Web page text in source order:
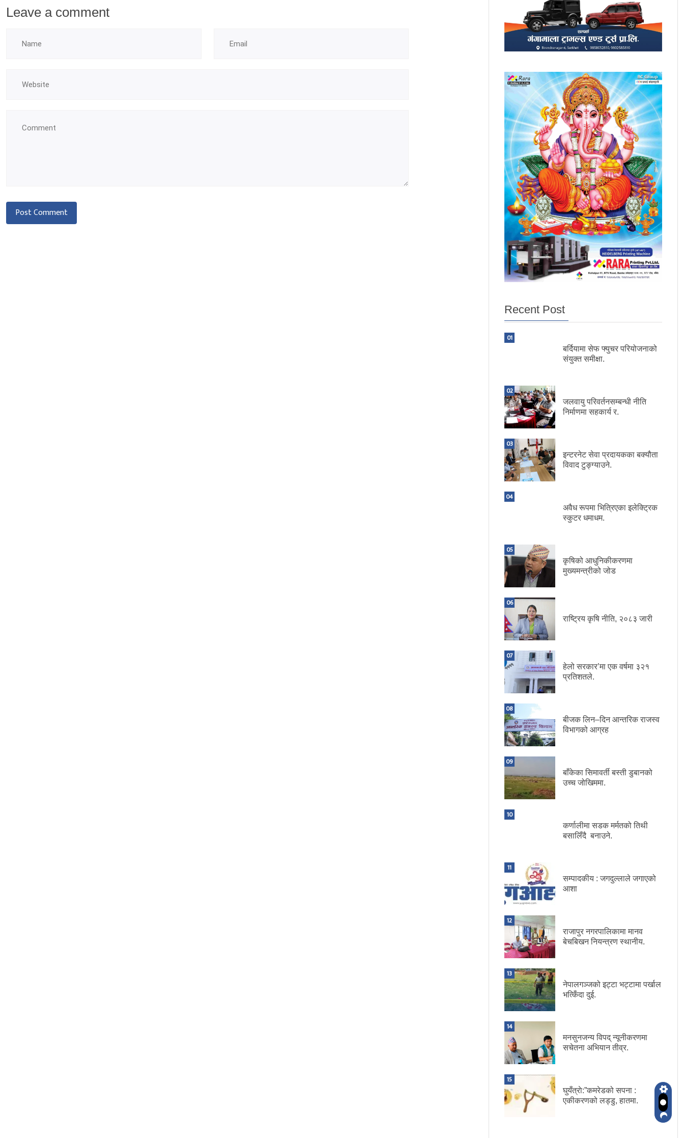
Leave a comment
Recent Post
01
बर्दियामा सेफ फ्युचर परियोजनाको
संयुक्त समीक्षा.
02
जलवायु परिवर्तनसम्बन्धी नीति
निर्माणमा सहकार्य र.
03
इन्टरनेट सेवा प्रदायकका बक्यौता
विवाद टुङ्ग्याउने.
04
अवैध रूपमा भित्रिएका इलेक्ट्रिक
स्कुटर धमाधम.
05
कृषिको आधुनिकीकरणमा
मुख्यमन्त्रीको जोड
06
राष्ट्रिय कृषि नीति, २०८३ जारी
07
हेलो सरकार’मा एक वर्षमा ३२१
प्रतिशतले.
08
बीजक लिन–दिन आन्तरिक राजस्व
विभागको आग्रह
09
बाँकेका सिमावर्ती बस्ती डुबानको
उच्च जोखिममा.
10
कर्णालीमा सडक मर्मतको तिथी
बसालिँदै बनाउने.
11
सम्पादकीय : जगदुल्लाले जगाएको
आशा
12
राजापुर नगरपालिकामा मानव
बेचबिखन नियन्त्रण स्थानीय.
13
नेपालगञ्जको इट्टा भट्टामा पर्खाल
भत्किँदा दुई.
14
मनसुनजन्य विपद् न्यूनीकरणमा
सचेतना अभियान तीव्र.
15
घुयँत्राे:”कमरेडको सपना :
एकीकरणको लड्डु, हातमा.